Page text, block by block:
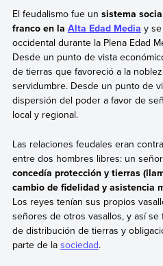
El feudalismo fue un sistema
franco en la Alta Edad Media y
occidental durante la Plena Edad
Desde un punto de vista
de tierras que favoreció a la
servidumbre. Desde un punto de
dispersión del poder a favor de
local y regional.
Las relaciones feudales eran
entre dos hombres libres: un
concedía protección y tierras
cambio de fidelidad y asistencia
Los reyes tenían sus propios
señores de otros vasallos, y así
de distribución de tierras y
parte de la sociedad.